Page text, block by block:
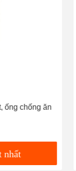
ống chống ăn
nhất